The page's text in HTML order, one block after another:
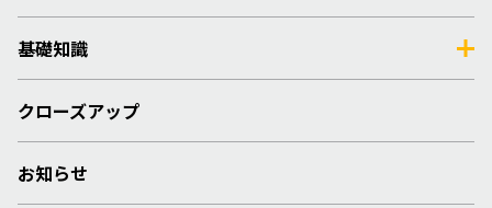
基礎知識
クローズアップ
お知らせ